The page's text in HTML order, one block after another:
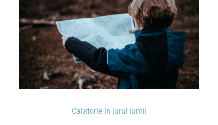
Calatorie in jurul lumii